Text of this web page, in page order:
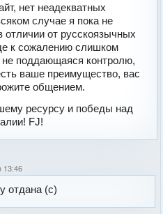
нет неадекватных
случае я пока не
отличии от русскоязычных
к сожалению слишком
поддающаяся контролю,
ваше преимущество, вас
общением.
ресурсу и победы над
FJ!
13:46
отдана (с)